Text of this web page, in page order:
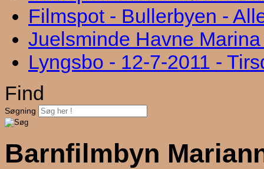
Filmspot - Bullerbyen -
Juelsminde Havne
Lyngsbo - 12-7-2011 -
Find
Søgning
Barnfilmbyn